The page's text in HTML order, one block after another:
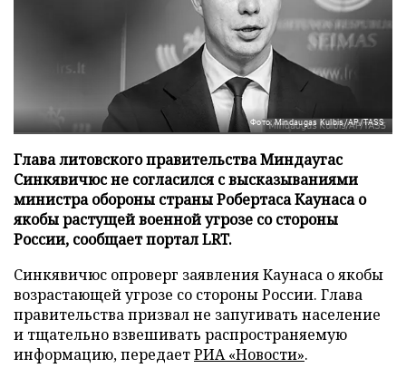
Фото: Mindaugas Kulbis/AP/TASS
Глава литовского правительства Миндаугас
Синкявичюс не согласился с высказываниями
министра обороны страны Робертаса Каунаса о
якобы растущей военной угрозе со стороны
России, сообщает портал LRT.
Синкявичюс опроверг заявления Каунаса о якобы
возрастающей угрозе со стороны России. Глава
правительства призвал не запугивать население
и тщательно взвешивать распространяемую
информацию, передаетРИА «Новости».